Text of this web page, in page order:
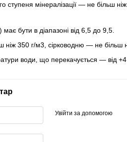
ступеня мінералізації — не більш
має бути в діапазоні від 6,5 до 9,5.
ніж 350 г/м3, сірководню — не більш
води, що перекачується — від
Увійти за допомогою